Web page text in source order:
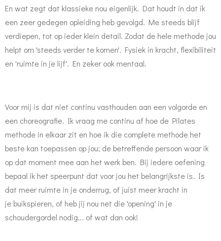
En wat zegt dat klassieke nou eigenlijk. Dat houdt in dat ik
een zeer gedegen opleiding heb gevolgd. Me steeds blijf
verdiepen, tot op ieder klein detail. Zodat de hele methode jou
helpt om 'steeds verder te komen'. Fysiek in kracht, flexibiliteit
en 'ruimte in je lijf'. En zeker ook mentaal.
Voor mij is dat niet continu vasthouden aan een volgorde en
een choreografie. Ik vraag me continu af hoe de Pilates
methode in elkaar zit en hoe ik die complete methode het
beste kan toepassen op jou; de betreffende persoon waar ik
op dat moment mee aan het werk ben. Bij iedere oefening
bepaal ik het speerpunt dat voor jou het belangrijkste is. Is
dat meer ruimte in je onderrug, of juist meer kracht in
je buikspieren, of heb jij nou net die 'opening' in je
schoudergordel nodig... of wat dan ook!